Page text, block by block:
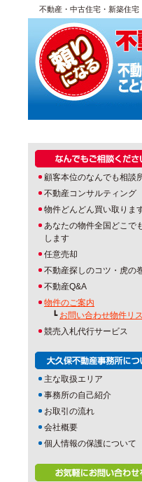
不動産・中古住宅・新築住
顧客本位のなんでも相談
不動産コンサルティング
物件どんどん買い取りま
あなたの物件全国どこで
します
任意売却
不動産探しのコツ・虎の
不動産Q&A
物件のご案内
┗ お問い合わせ物件リ
競売入札代行サービス
主な取扱エリア
事務所の自己紹介
お取引の流れ
会社概要
個人情報の保護について